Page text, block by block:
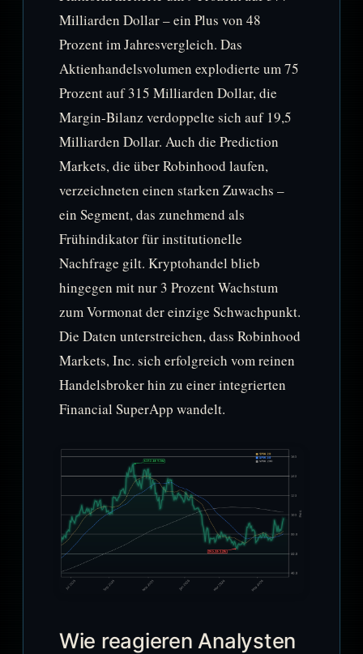
Milliarden Dollar – ein Plus von 48
Prozent im Jahresvergleich. Das
Aktienhandelsvolumen explodierte um 75
Prozent auf 315 Milliarden Dollar, die
Margin-Bilanz verdoppelte sich auf 19,5
Milliarden Dollar. Auch die Prediction
Markets, die über Robinhood laufen,
verzeichneten einen starken Zuwachs –
ein Segment, das zunehmend als
Frühindikator für institutionelle
Nachfrage gilt. Kryptohandel blieb
hingegen mit nur 3 Prozent Wachstum
zum Vormonat der einzige Schwachpunkt.
Die Daten unterstreichen, dass Robinhood
Markets, Inc. sich erfolgreich vom reinen
Handelsbroker hin zu einer integrierten
Financial SuperApp wandelt.
Wie reagieren Analysten